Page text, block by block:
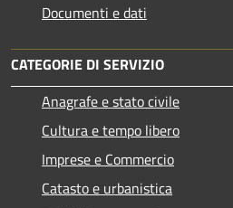
Documenti e dati
CATEGORIE DI SERVIZIO
Anagrafe e stato civile
Cultura e tempo libero
Imprese e Commercio
Catasto e urbanistica